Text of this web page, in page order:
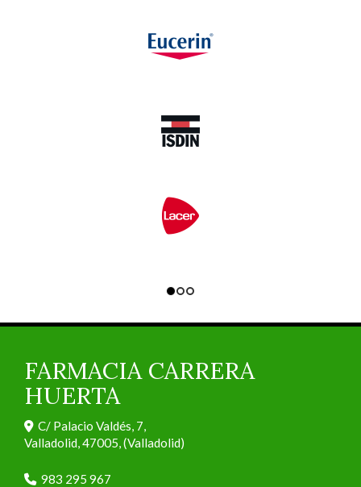
FARMACIA CARRERA
HUERTA
C/ Palacio Valdés, 7,
Valladolid,47005,(Valladolid)
983 295 967